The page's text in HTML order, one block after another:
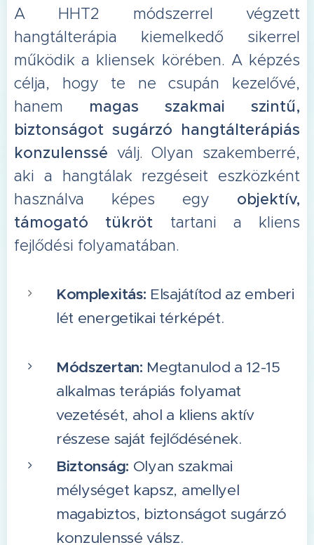
A HHT2 módszerrel végzett
hangtálterápia kiemelkedő sikerrel
működik a kliensek körében. A képzés
célja, hogy te ne csupán kezelővé,
hanem magas szakmai szintű,
biztonságot sugárzó hangtálterápiás
konzulenssé válj. Olyan szakemberré,
aki a hangtálak rezgéseit eszközként
használva képes egy objektív,
támogató tükröt tartani a kliens
fejlődési folyamatában.
Komplexitás: Elsajátítod az emberi
lét energetikai térképét.
Módszertan: Megtanulod a 12-15
alkalmas terápiás folyamat
vezetését, ahol a kliens aktív
részese saját fejlődésének.
Biztonság: Olyan szakmai
mélységet kapsz, amellyel
magabiztos, biztonságot sugárzó
konzulenssé válsz.